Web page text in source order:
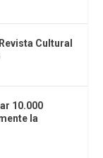
Cultural
10.000
la